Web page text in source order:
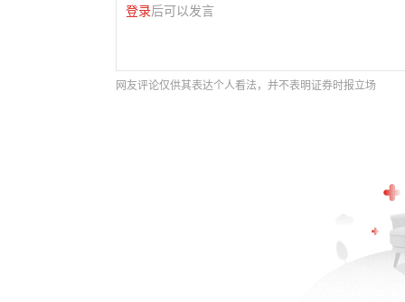
登录后可以发言
网友评论仅供其表达个人看法，并不表明证券时报立场